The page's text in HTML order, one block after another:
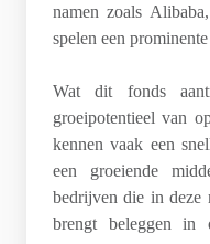
namen zoals
spelen een
Wat dit fonds
groeipotentieel van
kennen vaak een
een groeiende
bedrijven die in deze
brengt beleggen in